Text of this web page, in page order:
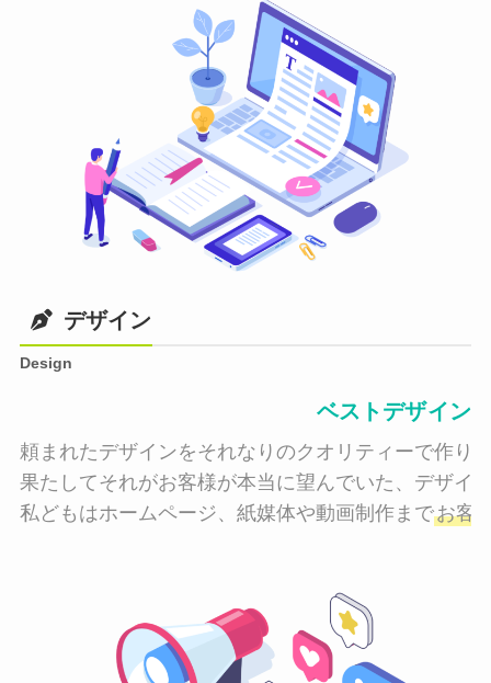
デザイン
Design
ベストデザイン
頼まれたデザインをそれなりのクオリティーで作り
果たしてそれがお客様が本当に望んでいた、デザイ
私どもはホームページ、紙媒体や動画制作までお客